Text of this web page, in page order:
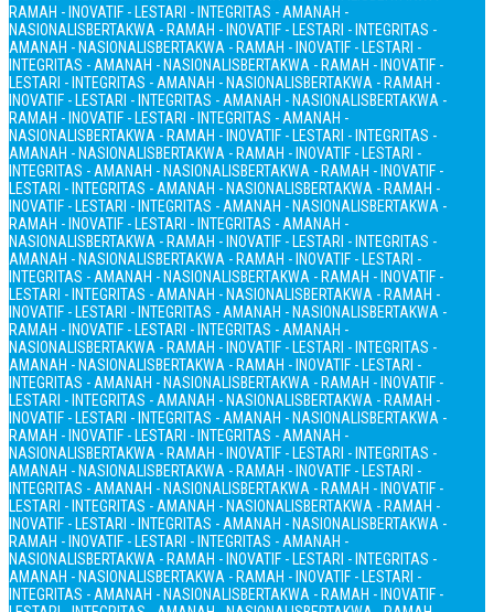
RAMAH - INOVATIF - LESTARI - INTEGRITAS - AMANAH -
NASIONALISBERTAKWA - RAMAH - INOVATIF - LESTARI - INTEGRITAS -
AMANAH - NASIONALISBERTAKWA - RAMAH - INOVATIF - LESTARI -
INTEGRITAS - AMANAH - NASIONALISBERTAKWA - RAMAH - INOVATIF -
LESTARI - INTEGRITAS - AMANAH - NASIONALISBERTAKWA - RAMAH -
INOVATIF - LESTARI - INTEGRITAS - AMANAH - NASIONALISBERTAKWA -
RAMAH - INOVATIF - LESTARI - INTEGRITAS - AMANAH -
NASIONALISBERTAKWA - RAMAH - INOVATIF - LESTARI - INTEGRITAS -
AMANAH - NASIONALISBERTAKWA - RAMAH - INOVATIF - LESTARI -
INTEGRITAS - AMANAH - NASIONALISBERTAKWA - RAMAH - INOVATIF -
LESTARI - INTEGRITAS - AMANAH - NASIONALISBERTAKWA - RAMAH -
INOVATIF - LESTARI - INTEGRITAS - AMANAH - NASIONALISBERTAKWA -
RAMAH - INOVATIF - LESTARI - INTEGRITAS - AMANAH -
NASIONALISBERTAKWA - RAMAH - INOVATIF - LESTARI - INTEGRITAS -
AMANAH - NASIONALISBERTAKWA - RAMAH - INOVATIF - LESTARI -
INTEGRITAS - AMANAH - NASIONALISBERTAKWA - RAMAH - INOVATIF -
LESTARI - INTEGRITAS - AMANAH - NASIONALISBERTAKWA - RAMAH -
INOVATIF - LESTARI - INTEGRITAS - AMANAH - NASIONALISBERTAKWA -
RAMAH - INOVATIF - LESTARI - INTEGRITAS - AMANAH -
NASIONALISBERTAKWA - RAMAH - INOVATIF - LESTARI - INTEGRITAS -
AMANAH - NASIONALISBERTAKWA - RAMAH - INOVATIF - LESTARI -
INTEGRITAS - AMANAH - NASIONALISBERTAKWA - RAMAH - INOVATIF -
LESTARI - INTEGRITAS - AMANAH - NASIONALISBERTAKWA - RAMAH -
INOVATIF - LESTARI - INTEGRITAS - AMANAH - NASIONALISBERTAKWA -
RAMAH - INOVATIF - LESTARI - INTEGRITAS - AMANAH -
NASIONALISBERTAKWA - RAMAH - INOVATIF - LESTARI - INTEGRITAS -
AMANAH - NASIONALISBERTAKWA - RAMAH - INOVATIF - LESTARI -
INTEGRITAS - AMANAH - NASIONALISBERTAKWA - RAMAH - INOVATIF -
LESTARI - INTEGRITAS - AMANAH - NASIONALISBERTAKWA - RAMAH -
INOVATIF - LESTARI - INTEGRITAS - AMANAH - NASIONALISBERTAKWA -
RAMAH - INOVATIF - LESTARI - INTEGRITAS - AMANAH -
NASIONALISBERTAKWA - RAMAH - INOVATIF - LESTARI - INTEGRITAS -
AMANAH - NASIONALISBERTAKWA - RAMAH - INOVATIF - LESTARI -
INTEGRITAS - AMANAH - NASIONALISBERTAKWA - RAMAH - INOVATIF -